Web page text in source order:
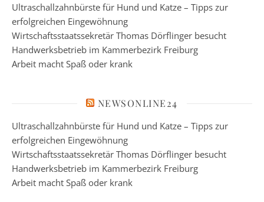
Ultraschallzahnbürste für Hund und Katze – Tipps zur
erfolgreichen Eingewöhnung
Wirtschaftsstaatssekretär Thomas Dörflinger besucht
Handwerksbetrieb im Kammerbezirk Freiburg
Arbeit macht Spaß oder krank
NEWSONLINE24
Ultraschallzahnbürste für Hund und Katze – Tipps zur
erfolgreichen Eingewöhnung
Wirtschaftsstaatssekretär Thomas Dörflinger besucht
Handwerksbetrieb im Kammerbezirk Freiburg
Arbeit macht Spaß oder krank